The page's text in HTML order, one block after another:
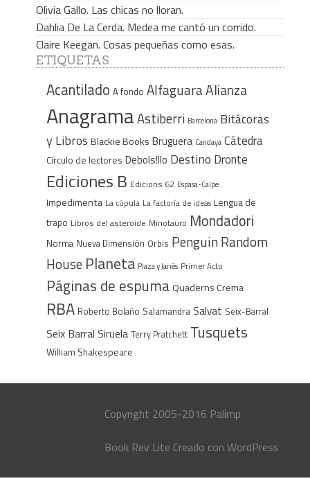
Olivia Gallo. Las chicas no lloran.
Dahlia De La Cerda. Medea me cantó un corrido.
Claire Keegan. Cosas pequeñas como esas.
ETIQUETAS
Acantilado A fondo AlfaguaraAlianza
AnagramaAstiberri Barcelona Bitácoras
y Libros Blackie Books Bruguera Candaya Cátedra
Círculo de lectores Debols!llo Destino Dronte
Ediciones B Edicions 62 Espasa-Calpe
Impedimenta La cúpula La factoría de ideas Lengua de
trapo Libros del asteroide Minotauro Mondadori
Norma Nueva Dimensión Orbis Penguin Random
House Planeta Plaza y Janés Primer Acto
Páginas de espumaQuaderns Crema
RBA Roberto Bolaño Salamandra Salvat Seix-Barral
Seix Barral Siruela Terry Pratchett Tusquets
William Shakespeare
Copyright 2005-2016 Palimp
Book Rev Lite Creado conWordPress